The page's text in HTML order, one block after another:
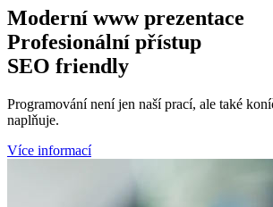
Moderní wwwprezentace
Profesionální přístup
SEO friendly
Programování není jen naší prací, ale také
naplňuje.
Více informací